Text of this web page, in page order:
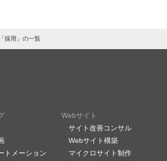
「採用」の一覧
トメーション
Webサイト
サイト改善コンサル
Webサイト構築
マイクロサイト制作